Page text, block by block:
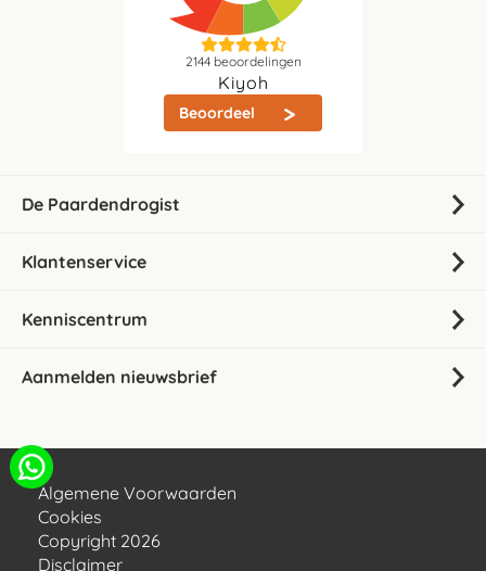
2144beoordelingen
Kiyoh
Beoordeel
De Paardendrogist
Klantenservice
Kenniscentrum
Aanmelden nieuwsbrief
Algemene Voorwaarden
Cookies
Copyright 2026
Disclaimer